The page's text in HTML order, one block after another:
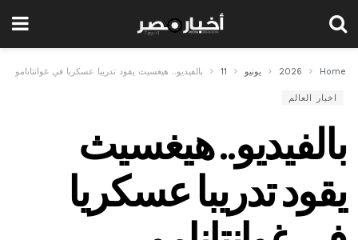
Home
2026 يونيو 11 بالفيديو.. هيغسيث يقود تدريبا عسكريا في غوانتانامو
اخبار العالم
بالفيديو.. هيغسيث
يقود تدريبا عسكريا